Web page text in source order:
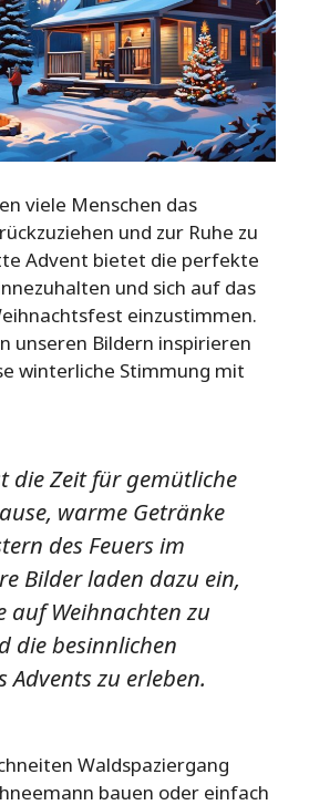
viele Menschen das
und zur Ruhe zu
Advent bietet die perfekte
und sich auf das
einzustimmen.
unseren Bildern inspirieren
winterliche Stimmung mit
die Zeit für gemütliche
warme Getränke
des Feuers im
Bilder laden dazu ein,
auf Weihnachten zu
die besinnlichen
Advents zu erleben.
Waldspaziergang
bauen oder einfach